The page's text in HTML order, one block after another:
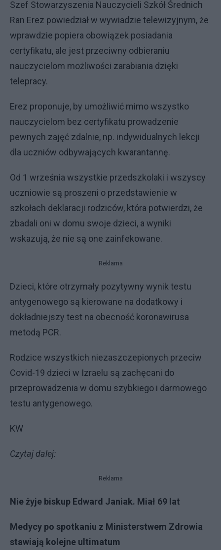
Szef Stowarzyszenia Nauczycieli Szkół Średnich
Ran Erez powiedział w wywiadzie telewizyjnym, że
wprawdzie popiera obowiązek posiadania
certyfikatu, ale jest przeciwny odbieraniu
nauczycielom możliwości zarabiania dzięki
telepracy.
Erez proponuje, by umożliwić mimo wszystko
nauczycielom bez certyfikatu prowadzenie
pewnych zajęć zdalnie, np. indywidualnych lekcji
dla uczniów odbywających kwarantannę.
Od 1 września wszystkie przedszkolaki i wszyscy
uczniowie są proszeni o przedstawienie w
szkołach deklaracji rodziców, która potwierdzi, że
zbadali oni w domu swoje dzieci, a wyniki
wskazują, że nie są one zainfekowane.
Reklama
Dzieci, które otrzymały pozytywny wynik testu
antygenowego są kierowane na dodatkowy i
dokładniejszy test na obecność koronawirusa
metodą PCR.
Rodzice wszystkich niezaszczepionych przeciw
Covid-19 dzieci w Izraelu są zachęcani do
przeprowadzenia w domu szybkiego i darmowego
testu antygenowego.
KW
Czytaj dalej:
Reklama
Nie żyje biskup Edward Janiak. Miał 69 lat
Medycy po spotkaniu z Ministerstwem Zdrowia
stawiają kolejne ultimatum